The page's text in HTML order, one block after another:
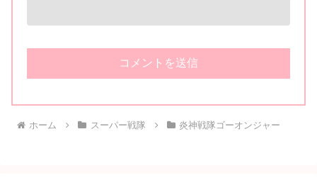
ホーム スーパー戦隊 炎神戦隊ゴーオンジャー